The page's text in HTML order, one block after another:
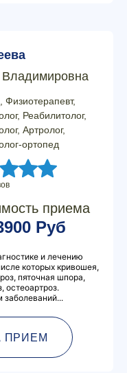
Физиотерапевт,
Реабилитолог,
Артролог,
ортопед
приема
Руб
и лечению
которых кривошея,
пяточная шпора,
остеоартроз.
заболеваний...
ПРИЕМ